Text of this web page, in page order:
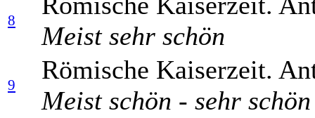
8
Meist sehr schön
9
Römische Kaiserzeit.
Meist schön - sehr schön